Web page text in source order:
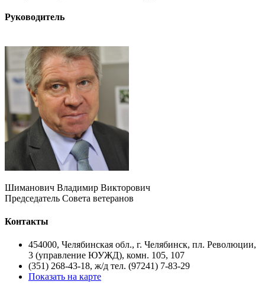
Руководитель
Шиманович Владимир Викторович
Председатель Совета ветеранов
Контакты
454000, Челябинская обл., г. Челябинск, пл. Революции,
3 (управление ЮУЖД), комн. 105, 107
(351) 268-43-18, ж/д тел. (97241) 7-83-29
Показать на карте